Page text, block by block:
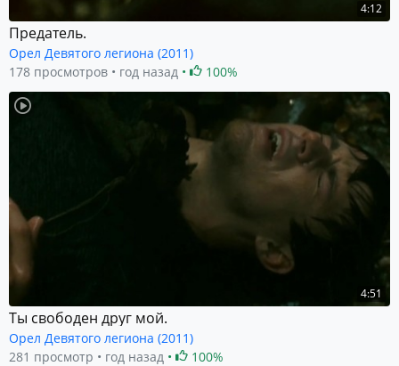
4:12
Предатель.
Орел Девятого легиона (2011)
178 просмотров
год назад 100%
4:51
Ты свободен друг мой.
Орел Девятого легиона (2011)
281 просмотр
год назад 100%